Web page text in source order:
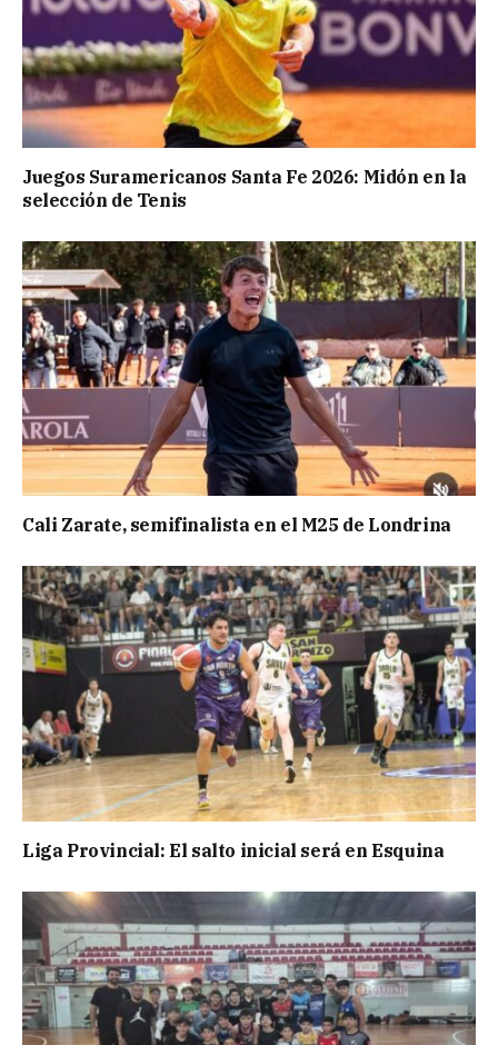
Juegos Suramericanos Santa Fe 2026: Midón en la
selección de Tenis
Cali Zarate, semifinalista en el M25 de Londrina
Liga Provincial: El salto inicial será en Esquina